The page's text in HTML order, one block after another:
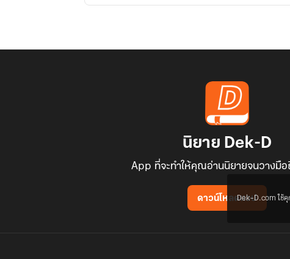
นิยาย Dek-D
App ที่จะทำให้คุณอ่านนิยายจนวางมือ
ดาวน์โหลดแอปDek-D.com ใช้